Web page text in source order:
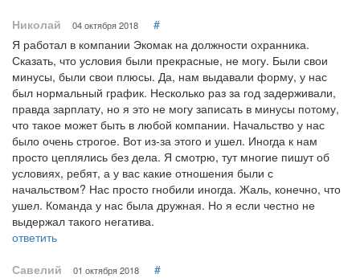
Николай 04 октября 2018
#
Я работал в компании Экомак на должности охранника.
Сказать, что условия были прекрасные, не могу. Были свои
минусы, были свои плюсы. Да, нам выдавали форму, у нас
был нормальный график. Несколько раз за год задерживали,
правда зарплату, но я это не могу записать в минусы потому,
что такое может быть в любой компании. Начальство у нас
было очень строгое. Вот из-за этого и ушел. Иногда к нам
просто цеплялись без дела. Я смотрю, тут многие пишут об
условиях, ребят, а у вас какие отношения были с
начальством? Нас просто гнобили иногда. Жаль, конечно, что
ушел. Команда у нас была дружная. Но я если честно не
выдержал такого негатива.
ответить
Савелий
01 октября 2018
#